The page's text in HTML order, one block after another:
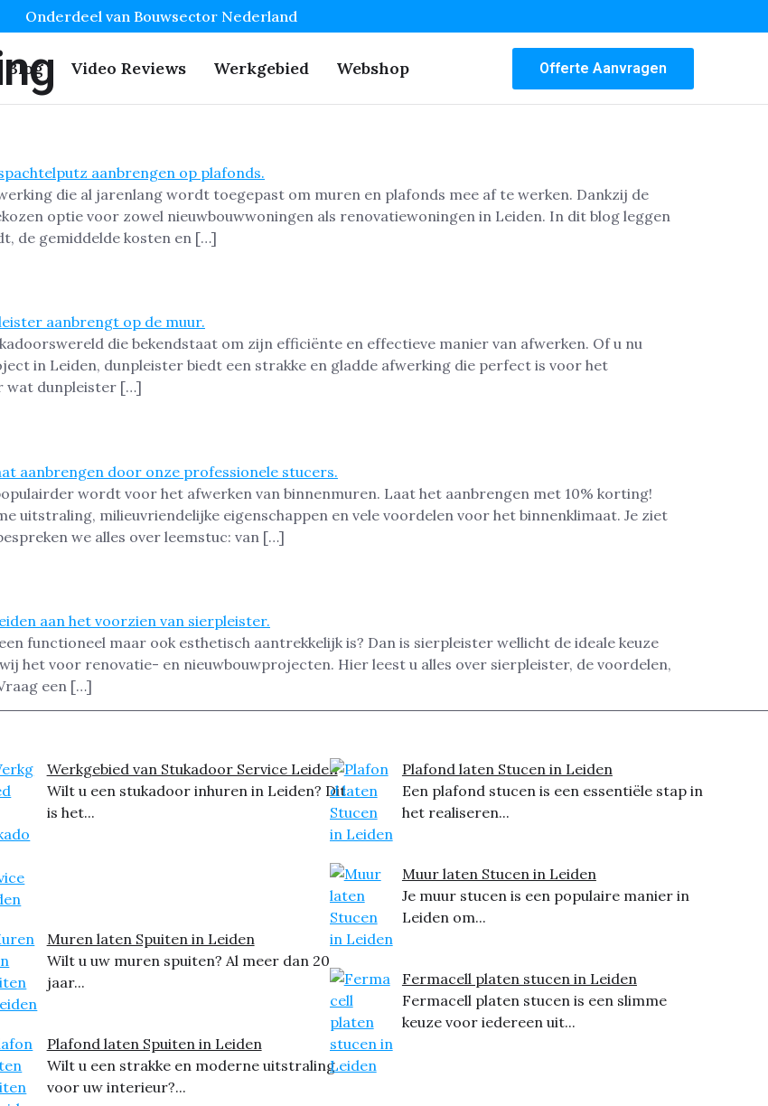
Onderdeel van Bouwsector Nederland
Blog Video Reviews Werkgebied Webshop Offerte Aanvragen
die al jarenlang wordt toegepast om muren en plafonds mee af te werken. Dankzij de
optie voor zowel nieuwbouwwoningen als renovatiewoningen in Leiden. In dit blog leggen
de gemiddelde kosten en […]
die bekendstaat om zijn efficiënte en effectieve manier van afwerken. Of u nu
in Leiden, dunpleister biedt een strakke en gladde afwerking die perfect is voor het
wat dunpleister […]
wordt voor het afwerken van binnenmuren. Laat het aanbrengen met 10% korting!
uitstraling, milieuvriendelijke eigenschappen en vele voordelen voor het binnenklimaat. Je ziet
we alles over leemstuc: van […]
functioneel maar ook esthetisch aantrekkelijk is? Dan is sierpleister wellicht de ideale keuze
het voor renovatie- en nieuwbouwprojecten. Hier leest u alles over sierpleister, de voordelen,
een […]
Werkgebied van Stukadoor Service Leiden
Wilt u een stukadoor inhuren in Leiden? Dit
is het...
Muren laten Spuiten in Leiden
Wilt u uw muren spuiten? Al meer dan 20
jaar...
Plafond laten Spuiten in Leiden
Wilt u een strakke en moderne uitstraling
voor uw interieur?...
Plafond laten Stucen in Leiden
Een plafond stucen is een essentiële stap in
het realiseren...
Muur laten Stucen in Leiden
Je muur stucen is een populaire manier in
Leiden om...
Fermacell platen stucen in Leiden
Fermacell platen stucen is een slimme
keuze voor iedereen uit...